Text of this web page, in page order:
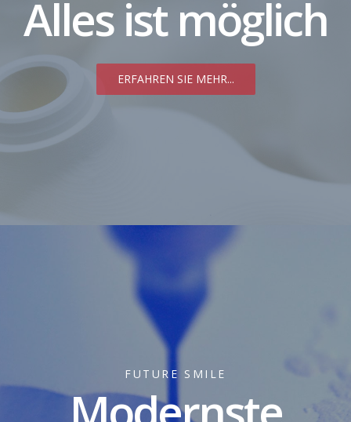
Alles ist möglich
ERFAHREN SIE MEHR...
FUTURE SMILE